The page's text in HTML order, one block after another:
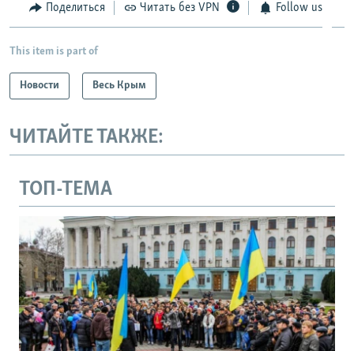
Поделиться Читать без VPN Follow us
This item is part of
Новости Весь Крым
ЧИТАЙТЕ ТАКЖЕ:
ТОП-ТЕМА